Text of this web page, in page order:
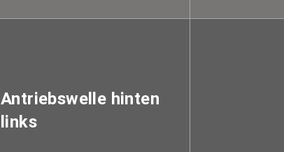
Antriebswelle hinten
links